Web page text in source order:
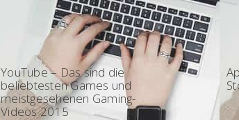
14:30 - 2015
YouTube – Das sind die
beliebtesten Games und
meistgesehenen Gaming-
Videos 2015